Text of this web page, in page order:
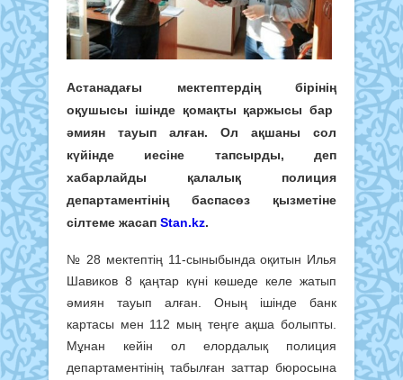
Астанадағы мектептердің бірінің
оқушысы ішінде қомақты қаржысы бар
әмиян тауып алған. Ол ақшаны сол
күйінде иесіне тапсырды, деп
хабарлайды қалалық полиция
департаментінің баспасөз қызметіне
сілтеме жасап Stan.kz.
№ 28 мектептің 11-сыныбында оқитын Илья
Шавиков 8 қаңтар күні көшеде келе жатып
әмиян тауып алған. Оның ішінде банк
картасы мен 112 мың теңге ақша болыпты.
Мұнан кейін ол елордалық полиция
департаментінің табылған заттар бюросына